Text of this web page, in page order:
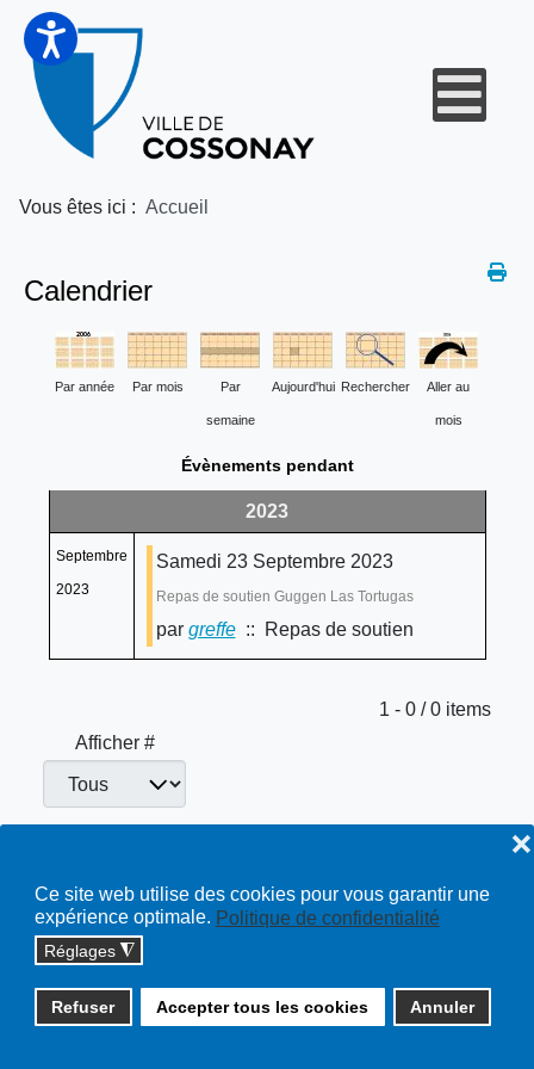
Ce site web utilise des cookies pour vous garantir une
expérience optimale. Politique de confidentialité
Réglages ◮
Refuser Accepter tous les cookies Annuler
❌
Vous êtes ici : Accueil
Calendrier
Par année Par mois Par
semaine
Aujourd'hui Rechercher Aller au
mois
Évènements pendant
2023
Septembre
2023
Samedi 23 Septembre 2023
Repas de soutien Guggen Las Tortugas
par greffe:: Repas de soutien
Limite de la pagination
1 - 0 / 0 items
Afficher #
Copyright © 2026 cossonay.ch - tous droits réservés | site :
solutions informatiques